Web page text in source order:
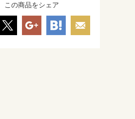
この商品をシェア